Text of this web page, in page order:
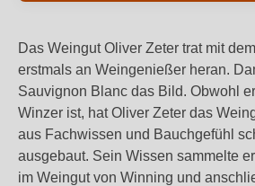
Das Weingut Oliver Zeter trat mit
erstmals an Weingenießer heran.
Sauvignon Blanc das Bild. Obwohl
Winzer ist, hat Oliver Zeter das
aus Fachwissen und Bauchgefühl
ausgebaut. Sein Wissen sammelte
im Weingut von Winning und